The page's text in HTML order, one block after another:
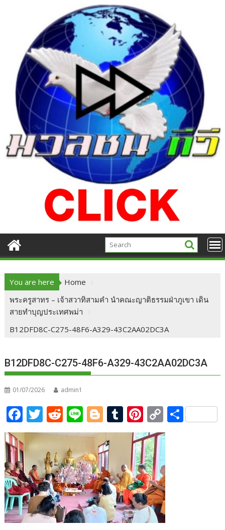
You are here
Home
พระครูสาทร – เจ้าสวาทิสามคำ นำคณะญาติธรรมฝ่าภูเขา เดิน
สายทำบุญประเทศพม่า
B12DFD8C-C275-48F6-A329-43C2AA02DC3A
B12DFD8C-C275-48F6-A329-43C2AA02DC3A
01/07/2026 admin1
F
ac
e
b
o
o
k
T
w
itt
er
R
e
d
di
t
Li
n
e
Bl
o
g
g
er
T
u
m
bl
r
Pi
nt
er
e
st
C
o
p
y
Li
n
k
S